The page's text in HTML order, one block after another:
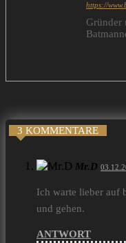
https://
Gründer
3 KOMMENTARE
Mr.D
Ich warte lieber auf
und gehen.
ANTWORT